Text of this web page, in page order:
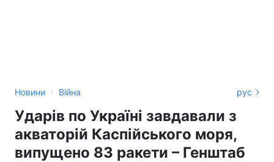
Новини › Війна рус
Ударів по Україні завдавали з
акваторій Каспійського моря,
випущено 83 ракети – Генштаб